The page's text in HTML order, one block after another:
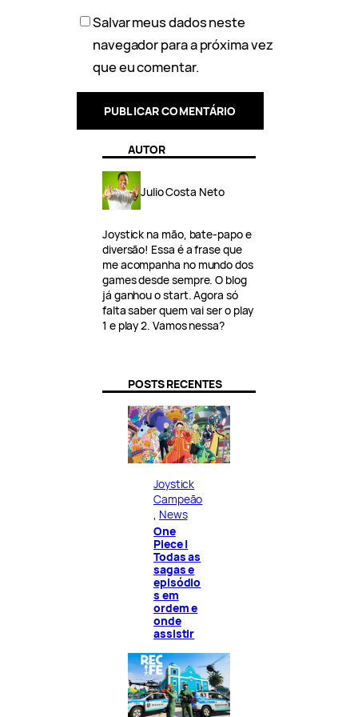
Salvar meus dados neste
navegador para a próxima vez
que eu comentar.
AUTOR
Julio Costa Neto
Joystick na mão, bate-papo e
diversão! Essa é a frase que
me acompanha no mundo dos
games desde sempre. O blog
já ganhou o start. Agora só
falta saber quem vai ser o play
1 e play 2. Vamos nessa?
POSTS RECENTES
Joystick
Campeão
News
One
Piece |
Todas as
sagas e
episódio
s em
ordem e
onde
assistir